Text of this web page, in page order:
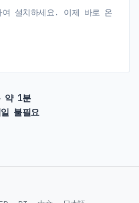
여 설치하세요. 이제 바로 온
약 1분
불필요